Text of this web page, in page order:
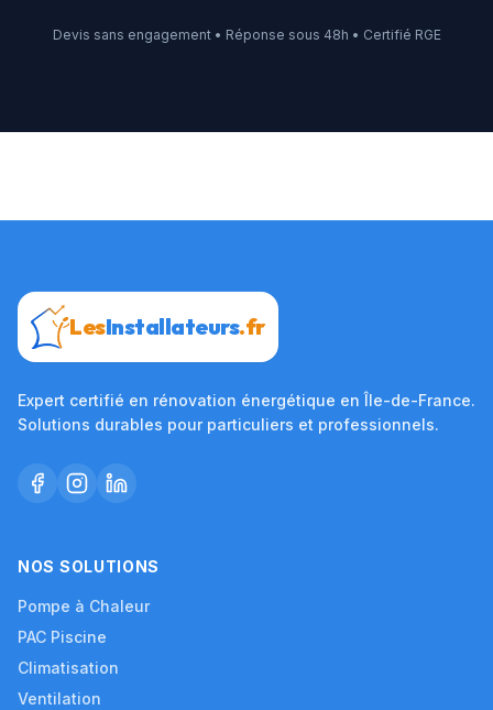
Devis sans engagement • Réponse sous 48h • Certifié RGE
LesInstallateurs.fr
Expert certifié en rénovation énergétique en Île-de-France.
Solutions durables pour particuliers et professionnels.
NOS SOLUTIONS
Pompe à Chaleur
PAC Piscine
Climatisation
Ventilation